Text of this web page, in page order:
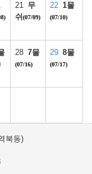
21 무
쉬 (07/09)
22 1물
(07/10)
28 7물
(07/16)
29 8물
(07/17)
북동)